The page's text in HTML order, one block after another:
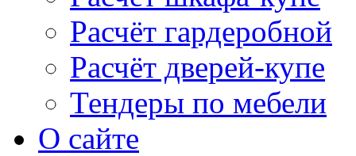
Расчёт гардеробной
Расчёт дверей-купе
Тендеры по мебели
О сайте